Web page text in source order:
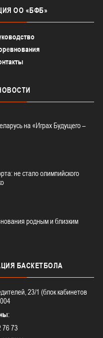
ОО «БФБ»
на «Играх Будущего –
не стало олимпийского
родным и близким
БАСКЕТБОЛА
23/1 (блок кабинетов
:
76 73